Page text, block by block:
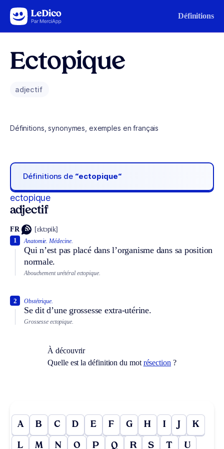
Aller au contenu Définitions
Ectopique
adjectif
Définitions, synonymes, exemples en français
Définitions de “ectopique“
ectopique
adjectif
FR [ɛktɔpik]
Anatomie. Médecine.
Qui n’est pas placé dans l’organisme dans sa position
normale.
1
Abouchement urétéral ectopique.
Obstétrique.
Se dit d’une grossesse extra-utérine.
2
Grossesse ectopique.
À découvrir
Quelle est la définition du mot résection ?
A B C D E F G H I J K
L M N O P Q R S T U